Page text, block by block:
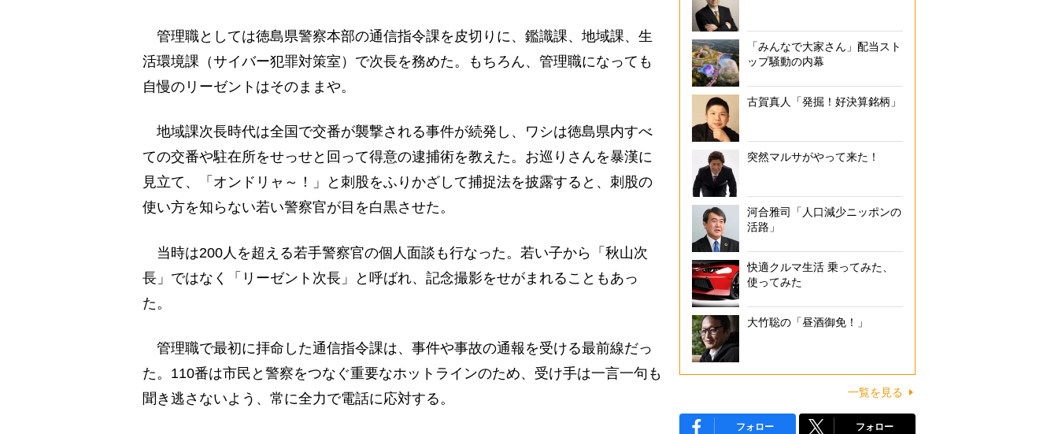
管理職としては徳島県警察本部の通信指令課を皮切りに、鑑識課、地域課、生
活環境課（サイバー犯罪対策室）で次長を務めた。もちろん、管理職になっても
自慢のリーゼントはそのままや。
地域課次長時代は全国で交番が襲撃される事件が続発し、ワシは徳島県内すべ
ての交番や駐在所をせっせと回って得意の逮捕術を教えた。お巡りさんを暴漢に
見立て、「オンドリャ～！」と刺股をふりかざして捕捉法を披露すると、刺股の
使い方を知らない若い警察官が目を白黒させた。
当時は200人を超える若手警察官の個人面談も行なった。若い子から「秋山次
長」ではなく「リーゼント次長」と呼ばれ、記念撮影をせがまれることもあっ
た。
管理職で最初に拝命した通信指令課は、事件や事故の通報を受ける最前線だっ
た。110番は市民と警察をつなぐ重要なホットラインのため、受け手は一言一句も
聞き逃さないよう、常に全力で電話に応対する。
「みんなで大家さん」配当スト
ップ騒動の内幕
古賀真人「発掘！好決算銘柄」
突然マルサがやって来た！
河合雅司「人口減少ニッポンの
活路」
快適クルマ生活 乗ってみた、
使ってみた
大竹聡の「昼酒御免！」
一覧を見る
フォロー フォロー